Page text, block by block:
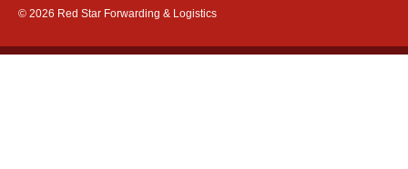
© 2026 Red Star Forwarding & Logistics